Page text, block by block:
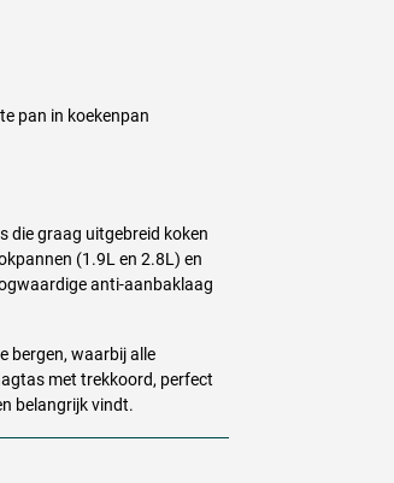
pan in koekenpan
die graag uitgebreid koken
(1.9L en 2.8L) en
anti-aanbaklaag
bergen, waarbij alle
met trekkoord, perfect
belangrijk vindt.